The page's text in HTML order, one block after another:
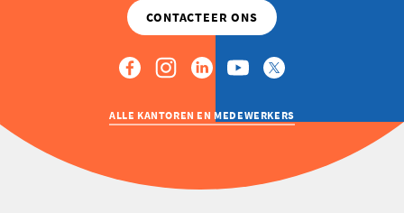
ALLE KANTOREN EN MEDEWERKERS